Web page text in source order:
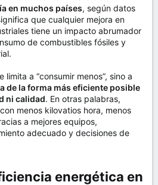
en muchos países, según datos
que cualquier mejora en
tiene un impacto abrumador
de combustibles fósiles y
limita a “consumir menos”, sino a
de la forma más eficiente posible
ni calidad. En otras palabras,
menos kilovatios hora, menos
a mejores equipos,
adecuado y decisiones de
energética en